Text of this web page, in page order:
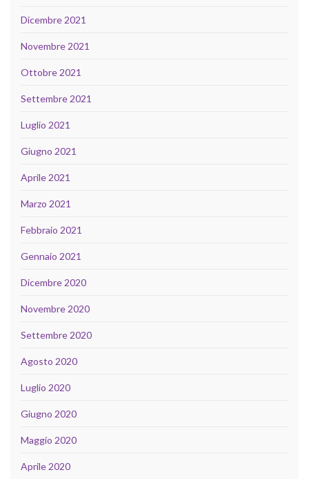
Dicembre 2021
Novembre 2021
Ottobre 2021
Settembre 2021
Luglio 2021
Giugno 2021
Aprile 2021
Marzo 2021
Febbraio 2021
Gennaio 2021
Dicembre 2020
Novembre 2020
Settembre 2020
Agosto 2020
Luglio 2020
Giugno 2020
Maggio 2020
Aprile 2020